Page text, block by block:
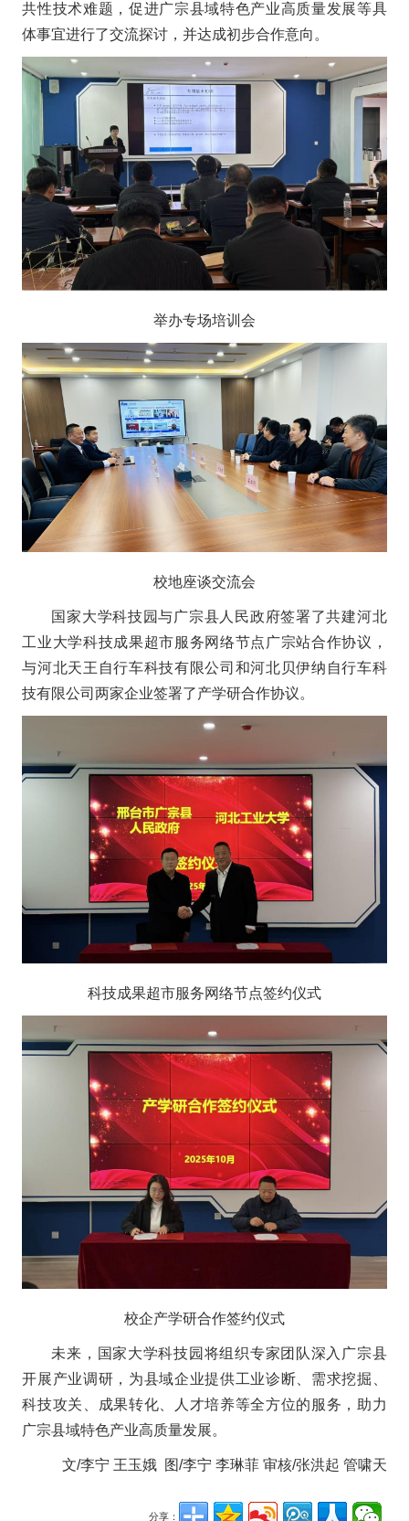
共性技术难题，促进广宗县域特色产业高质量发展等具
体事宜进行了交流探讨，并达成初步合作意向。
举办专场培训会
校地座谈交流会
国家大学科技园与广宗县人民政府签署了共建河北
工业大学科技成果超市服务网络节点广宗站合作协议，
与河北天王自行车科技有限公司和河北贝伊纳自行车科
技有限公司两家企业签署了产学研合作协议。
科技成果超市服务网络节点签约仪式
校企产学研合作签约仪式
未来，国家大学科技园将组织专家团队深入广宗县
开展产业调研，为县域企业提供工业诊断、需求挖掘、
科技攻关、成果转化、人才培养等全方位的服务，助力
广宗县域特色产业高质量发展。
文/李宁 王玉娥 图/李宁 李琳菲 审核/张洪起 管啸天
分享：